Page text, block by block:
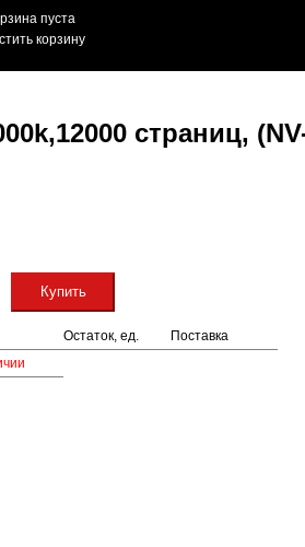
пуста
корзину
страниц,
Купить
Остаток, ед.
Поставка